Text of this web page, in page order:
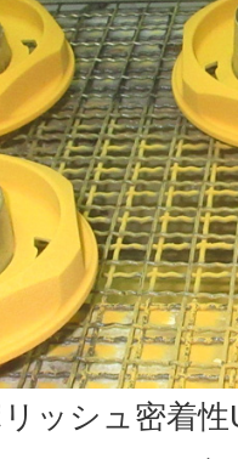
ッシュ密着